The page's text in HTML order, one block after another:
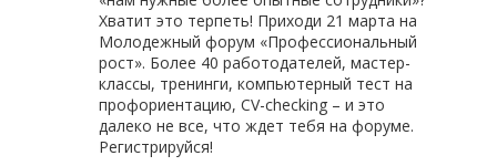
Хватит это терпеть! Приходи 21 марта на
Молодежный форум «Профессиональный
рост». Более 40 работодателей, мастер-
классы, тренинги, компьютерный тест на
профориентацию, CV-checking – и это
далеко не все, что ждет тебя на форуме.
Регистрируйся!